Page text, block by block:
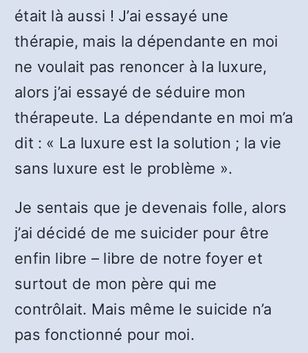
était là aussi ! J’ai essayé une
thérapie, mais la dépendante en moi
ne voulait pas renoncer à la luxure,
alors j’ai essayé de séduire mon
thérapeute. La dépendante en moi m’a
dit : « La luxure est la solution ; la vie
sans luxure est le problème ».
Je sentais que je devenais folle, alors
j’ai décidé de me suicider pour être
enfin libre – libre de notre foyer et
surtout de mon père qui me
contrôlait. Mais même le suicide n’a
pas fonctionné pour moi.